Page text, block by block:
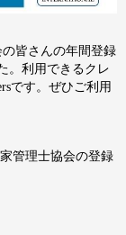
皆さんの年間登録
。利用できるクレ
です。ぜひご利用
管理士協会の登録